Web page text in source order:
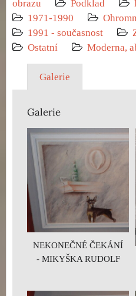
obrazu Podklad
1971-1990
1991 - současnost
Ostatní
Moderna,
Galerie
Galerie
NEKONEČNÉ ČEKÁNÍ
- MIKYŠKA RUDOLF